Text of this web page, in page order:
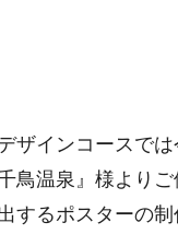
ザインコースで
鳥温泉』様より
するポスターの